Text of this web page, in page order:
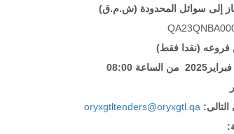
إلى سوائل المحدودة (ش.م.ق)
فروعه (نقدا فقط)
فبراير 2025
من الساعة 08:00
التالى: oryxgtltenders@oryxgtl.qa